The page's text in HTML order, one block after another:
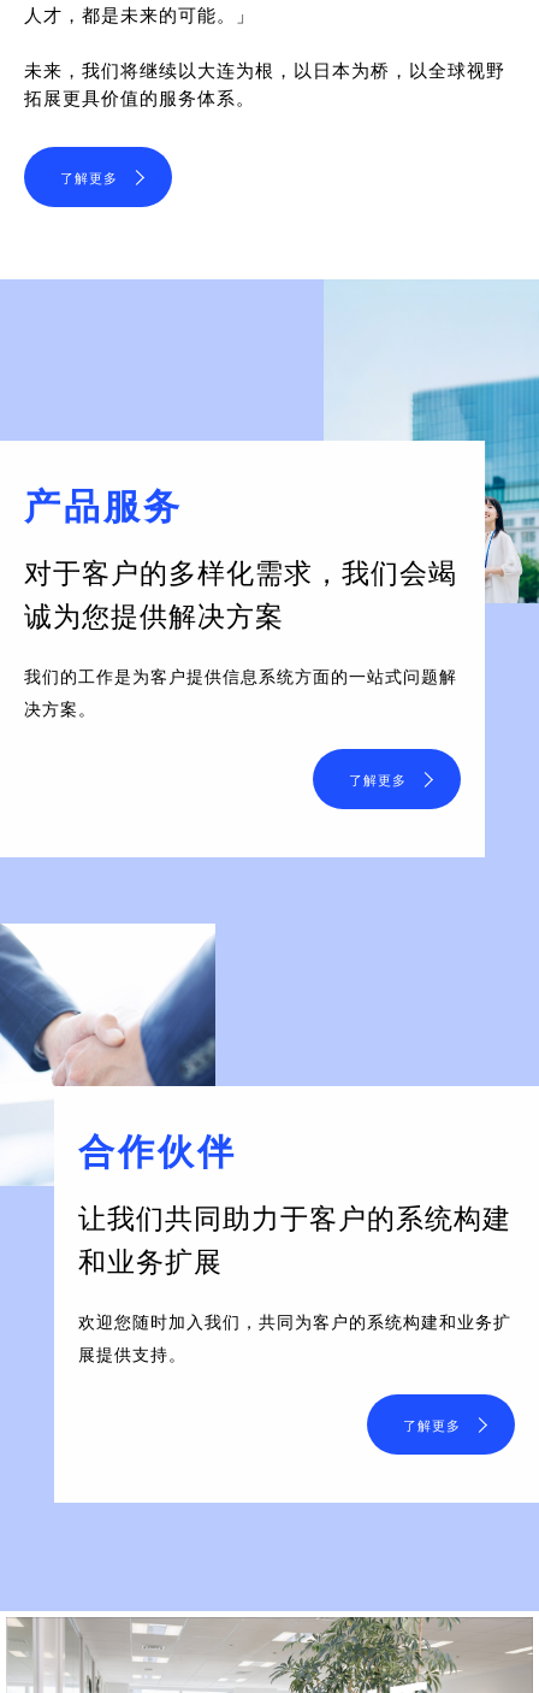
人才，都是未来的可能。」
未来，我们将继续以大连为根，以日本为桥，以全球视野
拓展更具价值的服务体系。
了解更多
产品服务
对于客户的多样化需求， 我们会竭
诚为您提供解决方案
我们的工作是为客户提供信息系统方面的一站式问题解
决方案。
了解更多
合作伙伴
让我们共同助力于客户的系统构建
和业务扩展
欢迎您随时加入我们，共同为客户的系统构建和业务扩
展提供支持。
了解更多